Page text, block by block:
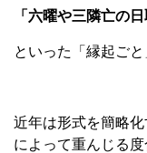
「六曜や三隣亡の
といった「縁起ご
近年は形式を簡略
によって重んじる度